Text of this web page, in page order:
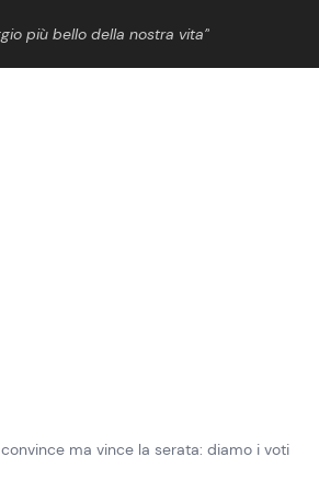
più bello della nostra vita”
ma vince la serata: diamo i voti